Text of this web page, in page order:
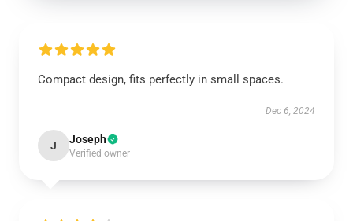
Compact design, fits perfectly in small spaces.
Dec 6, 2024
J Joseph
Verified owner